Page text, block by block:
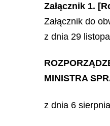
Załącznik 1.
Załącznik do
z dnia 29
MINISTRA
z dnia 6